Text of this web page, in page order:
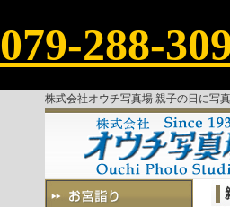
079-288-
株式会社オウチ写真場 親子の日に写